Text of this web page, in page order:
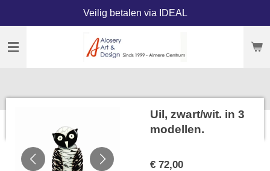
naar
Veilig betalen via IDEAL
Uil, zwart/wit. in 3
modellen.
€ 72,00